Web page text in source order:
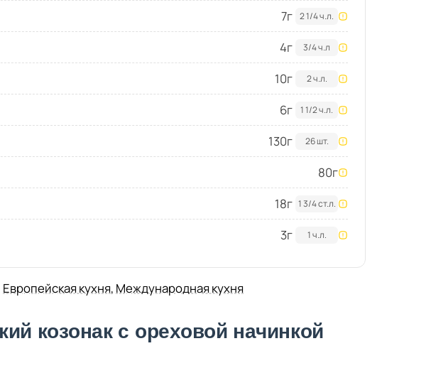
7г 2 1/4 ч.л.
4г 3/4 ч.л
10г 2 ч.л.
6г 1 1/2 ч.л.
130г 26 шт.
80г
18г 1 3/4 ст.л.
3г 1 ч.л.
Европейская кухня, Международная кухня
козонак с ореховой начинкой